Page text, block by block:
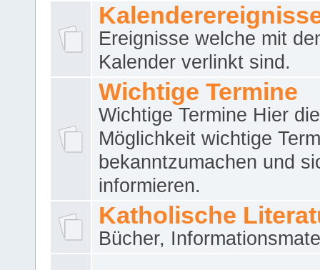
Ereignisse welche mit
Kalender verlinkt sind.
Wichtige Termine
Wichtige Termine Hier die
Möglichkeit wichtige
bekanntzumachen und
informieren.
Katholische
Bücher,